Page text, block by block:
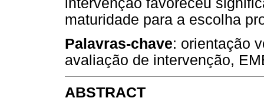
maturidade para a escolha
Palavras-chave: orientação
avaliação de intervenção,
ABSTRACT